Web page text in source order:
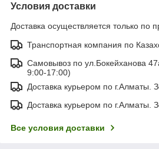
Условия доставки
Доставка осуществляется только по
Транспортная компания по
Самовывоз по ул.Бокейханова
9:00-17:00)
Доставка курьером по г.Алматы.
Доставка курьером по г.Алматы.
Все условия доставки